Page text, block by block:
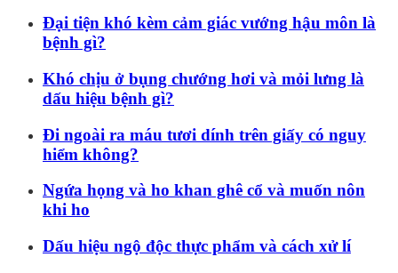
Đại tiện khó kèm cảm giác vướng hậu môn là
bệnh gì?
Khó chịu ở bụng chướng hơi và mỏi lưng là
dấu hiệu bệnh gì?
Đi ngoài ra máu tươi dính trên giấy có nguy
hiểm không?
Ngứa họng và ho khan ghê cổ và muốn nôn
khi ho
Dấu hiệu ngộ độc thực phẩm và cách xử lí